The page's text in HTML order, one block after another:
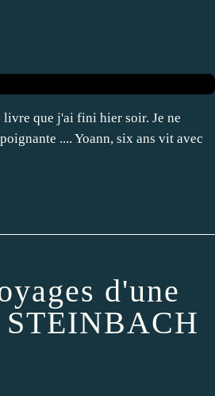
que j'ai fini hier soir. Je ne
.... Yoann, six ans vit avec
d'une